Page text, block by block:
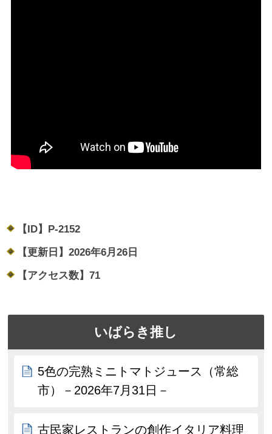
【ID】 P-2152
【更新日】 2026年6月26日
【アクセス数】 71
いばらき推し
5色の完熟ミニトマトジュース（常総
市）－2026年7月31日－
古民家レストランの創作イタリア料理